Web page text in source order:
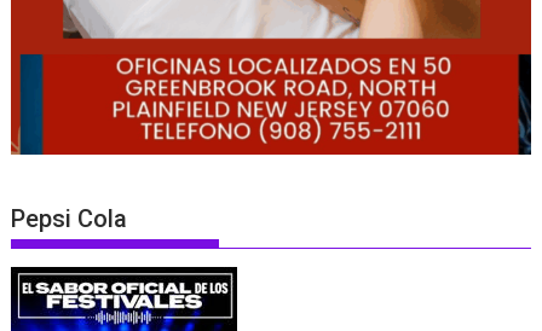
Pepsi Cola